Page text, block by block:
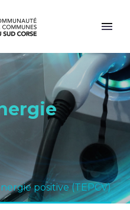
positive (TEPCV)